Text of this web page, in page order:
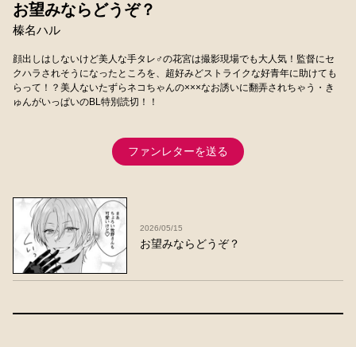
お望みならどうぞ？
榛名ハル
顔出しはしないけど美人な手タレ♂の花宮は撮影現場でも大人気！監督にセ
クハラされそうになったところを、超好みどストライクな好青年に助けても
らって！？美人ないたずらネコちゃんの×××なお誘いに翻弄されちゃう・き
ゅんがいっぱいのBL特別読切！！
ファンレターを送る
2026/05/15
お望みならどうぞ？